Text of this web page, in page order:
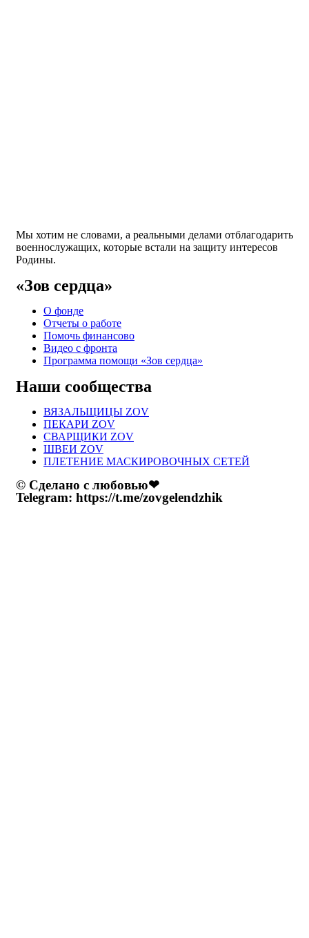
Мы хотим не словами, а реальными делами отблагодарить
военнослужащих, которые встали на защиту интересов
Родины.
«Зов сердца»
О фонде
Отчеты о работе
Помочь финансово
Видео с фронта
Программа помощи «Зов сердца»
Наши сообщества
ВЯЗАЛЬЩИЦЫ ZOV
ПЕКАРИ ZOV
СВАРЩИКИ ZOV
ШВЕИ ZOV
ПЛЕТЕНИЕ МАСКИРОВОЧНЫХ СЕТЕЙ
© Сделано с любовью❤
Telegram: https://t.me/zovgelendzhik